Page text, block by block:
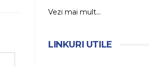
Vezi mai mult...
LINKURI UTILE